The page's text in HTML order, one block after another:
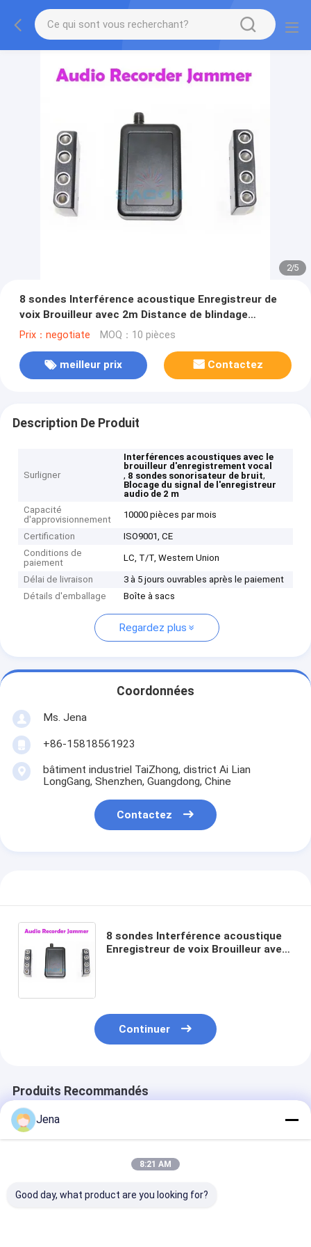
2/5
8 sondes Interférence acoustique Enregistreur de
voix Brouilleur avec 2m Distance de blindage
Enregistreur audio Bloqueur de signal
Prix：negotiate MOQ：10 pièces
meilleur prix Contactez
Description De Produit
Surligner
Interférences acoustiques avec le
brouilleur d'enregistrement vocal
, 8 sondes sonorisateur de bruit,
Blocage du signal de l'enregistreur
audio de 2 m
Capacité
d'approvisionnement
10000 pièces par mois
Certification
ISO9001, CE
Conditions de
paiement
LC, T/T, Western Union
Délai de livraison
3 à 5 jours ouvrables après le paiement
Détails d'emballage
Boîte à sacs
Regardez plus
Coordonnées
Ms. Jena
+86-15818561923
bâtiment industriel TaiZhong, district Ai Lian
LongGang, Shenzhen, Guangdong, Chine
Contactez
8 sondes Interférence acoustique
Enregistreur de voix Brouilleur avec
Continuer
Produits Recommandés
Jena
8:21 AM
Good day, what product are you looking for?